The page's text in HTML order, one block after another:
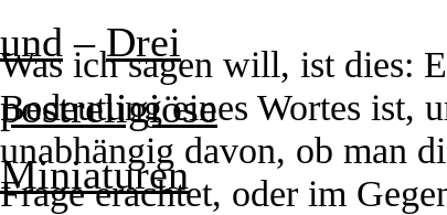
und –Drei
postreligiöse
Miniaturen
Was ich sagen will, ist dies:
Bedeutung eines Wortes ist,
unabhängig davon, ob man
Frage erachtet, oder im